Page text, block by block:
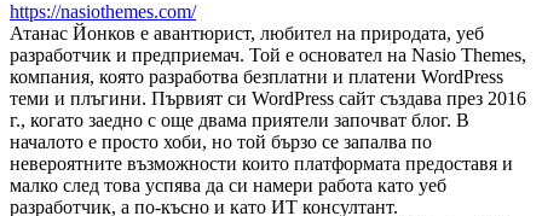
https://nasiothemes.com/
Атанас Йонков е авантюрист, любител на природата, уеб
разработчик и предприемач. Той е основател на Nasio Themes,
компания, която разработва безплатни и платени WordPress
теми и плъгини. Първият си WordPress сайт създава през 2016
г., когато заедно с още двама приятели започват блог. В
началото е просто хоби, но той бързо се запалва по
невероятните възможности които платформата предоставя и
малко след това успява да си намери работа като уеб
разработчик, а по-късно и като ИТ консултант.